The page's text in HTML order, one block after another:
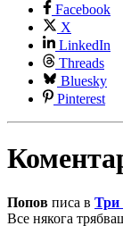
Facebook
X
LinkedIn
Threads
Bluesky
Pinterest
Попов писа в Три
Все някога